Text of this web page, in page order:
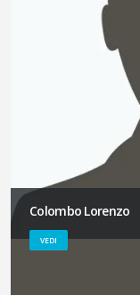
Colombo Lorenzo
VEDI